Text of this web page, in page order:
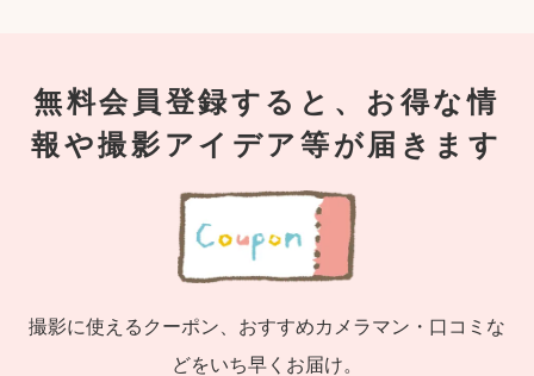
無料会員登録すると、お得な情
報や撮影アイデア等が届きます
撮影に使えるクーポン、おすすめカメラマン・口コミな
どをいち早くお届け。